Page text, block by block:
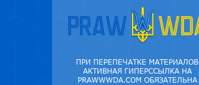
ПРИ ПЕРЕПЕЧАТКЕ МАТЕРИАЛОВ
АКТИВНАЯ ГИПЕРССЫЛКА НА
PRAWWWDA.COM ОБЯЗАТЕЛЬНА